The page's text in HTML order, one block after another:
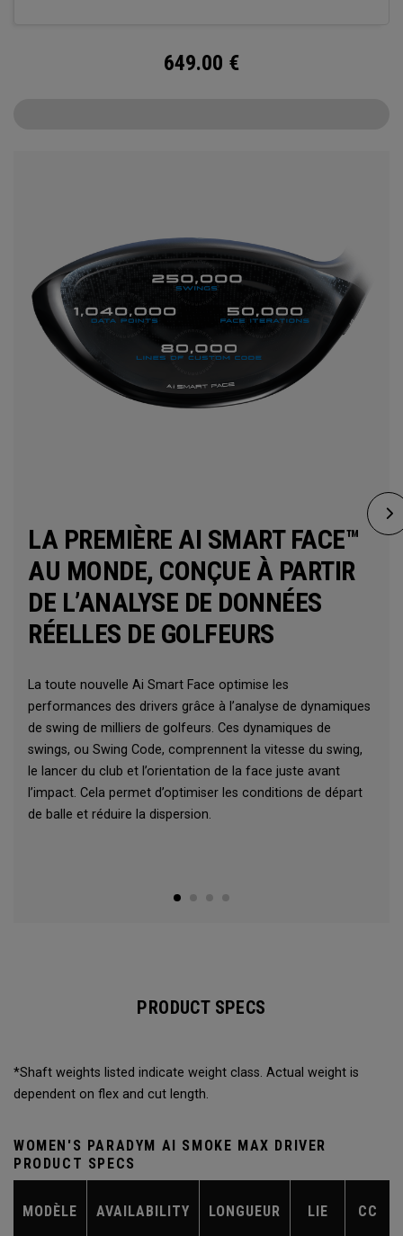
649.00 €
LA PREMIÈRE AI SMART FACE™
AU MONDE, CONÇUE À PARTIR
DE L’ANALYSE DE DONNÉES
RÉELLES DE GOLFEURS
La toute nouvelle Ai Smart Face optimise les
performances des drivers grâce à l’analyse de dynamiques
de swing de milliers de golfeurs. Ces dynamiques de
swings, ou Swing Code, comprennent la vitesse du swing,
le lancer du club et l’orientation de la face juste avant
l’impact. Cela permet d’optimiser les conditions de départ
de balle et réduire la dispersion.
PRODUCT SPECS
*Shaft weights listed indicate weight class. Actual weight is
dependent on flex and cut length.
WOMEN'S PARADYM AI SMOKE MAX DRIVER
PRODUCT SPECS
MODÈLE AVAILABILITY LONGUEUR LIE CC